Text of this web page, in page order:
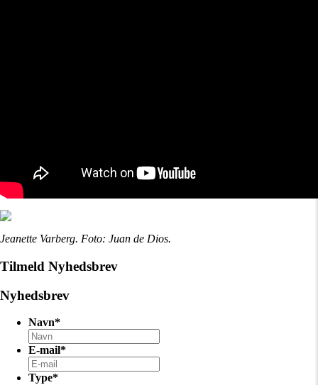
Jeanette Varberg. Foto: Juan de Dios.
Tilmeld Nyhedsbrev
Nyhedsbrev
Navn*
E-mail*
Type*